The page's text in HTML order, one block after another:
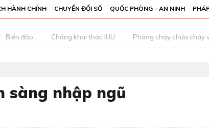
HÀNH CHÍNH CHUYỂN ĐỔI SỐ QUỐC PHÒNG - AN NINH
Biển đảo Chống khai thác IUU Phòng cháy chữa cháy
sàng nhập ngũ